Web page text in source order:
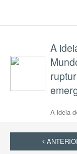
A
A ideia